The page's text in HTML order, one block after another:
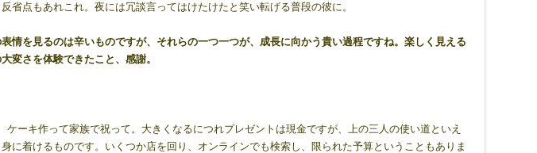
省点もあれこれ。夜には冗談言ってはけたけたと笑い転げる普段の彼に。
情を見るのは辛いものですが、それらの一つ一つが、成長に向かう貴い過程ですね。楽しく見える
変さを体験できたこと、感謝。
ケーキ作って家族で祝って。大きくなるにつれプレゼントは現金ですが、上の三人の使い道といえ
に着けるものです。いくつか店を回り、オンラインでも検索し、限られた予算ということもありま